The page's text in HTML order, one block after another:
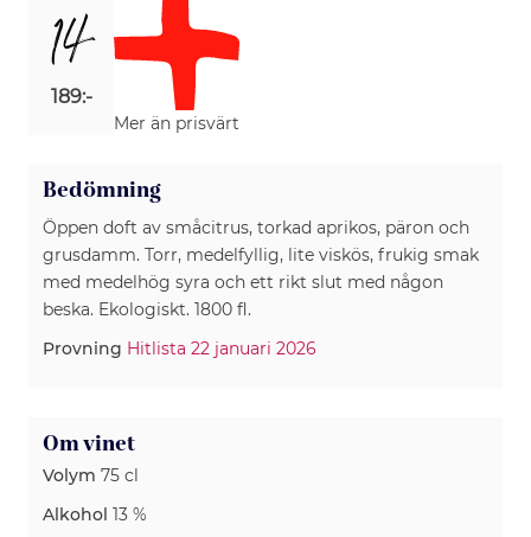
14
189:-
Mer än prisvärt
Bedömning
Öppen doft av småcitrus, torkad aprikos, päron och
grusdamm. Torr, medelfyllig, lite viskös, frukig smak
med medelhög syra och ett rikt slut med någon
beska. Ekologiskt. 1800 fl.
Provning Hitlista 22 januari 2026
Om vinet
Volym 75 cl
Alkohol 13 %